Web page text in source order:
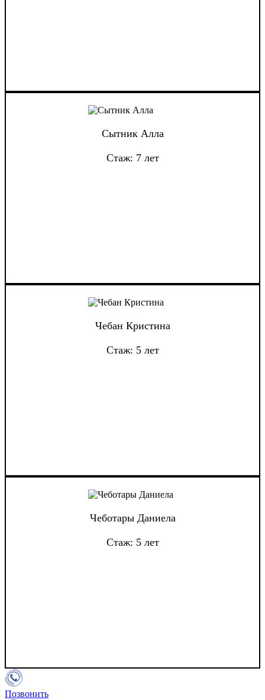
Сытник Алла
Стаж: 7 лет
Чебан Кристина
Стаж: 5 лет
Чеботары Даниела
Стаж: 5 лет
Позвонить